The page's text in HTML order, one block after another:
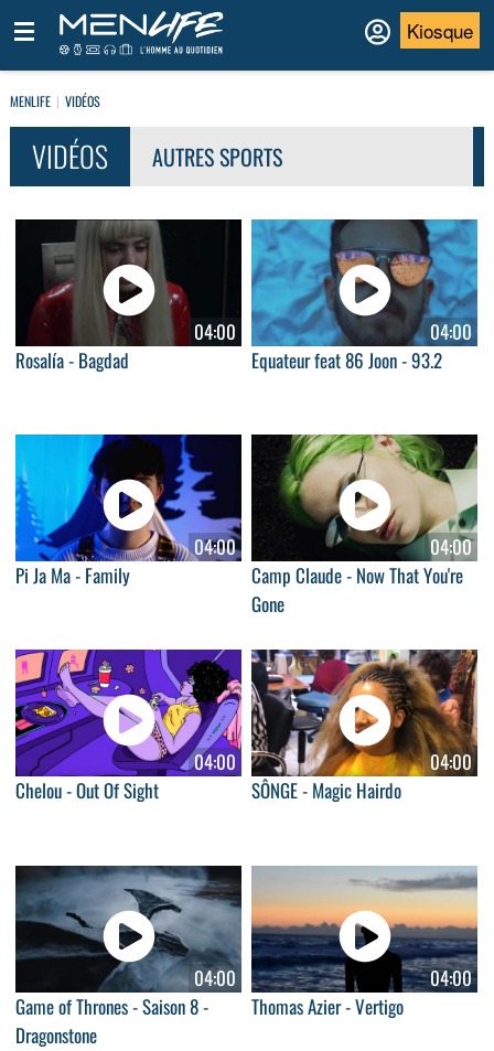
Kiosque
MENLIFE VIDÉOS
VIDÉOS AUTRES SPORTS
04:00
Rosalía - Bagdad
04:00
Equateur feat 86 Joon - 93.2
04:00
Pi Ja Ma - Family
04:00
Camp Claude - Now That You're
Gone
04:00
Chelou - Out Of Sight
04:00
SÔNGE - Magic Hairdo
04:00
Game of Thrones - Saison 8 -
Dragonstone
04:00
Thomas Azier - Vertigo